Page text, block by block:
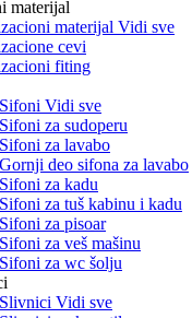
materijal
materijal Vidi sve
cevi
fiting
Sifoni Vidi sve
Sifoni za sudoperu
Sifoni za lavabo
Gornji deo sifona za lavabo
Sifoni za kadu
Sifoni za tuš kabinu i kadu
Sifoni za pisoar
Sifoni za veš mašinu
Sifoni za wc šolju
Slivnici Vidi sve